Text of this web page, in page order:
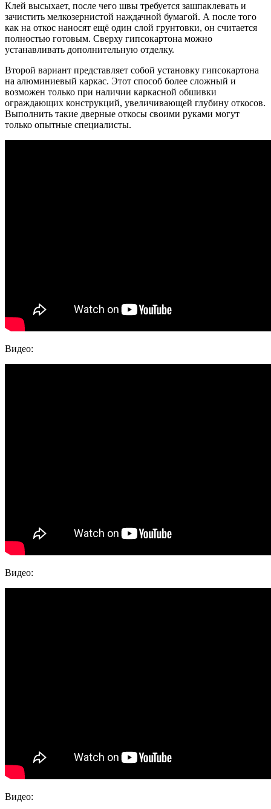
Клей высыхает, после чего швы требуется зашпаклевать и
зачистить мелкозернистой наждачной бумагой. А после того
как на откос наносят ещё один слой грунтовки, он считается
полностью готовым. Сверху гипсокартона можно
устанавливать дополнительную отделку.
Второй вариант представляет собой установку гипсокартона
на алюминиевый каркас. Этот способ более сложный и
возможен только при наличии каркасной обшивки
ограждающих конструкций, увеличивающей глубину откосов.
Выполнить такие дверные откосы своими руками могут
только опытные специалисты.
Видео:
Видео:
Видео: